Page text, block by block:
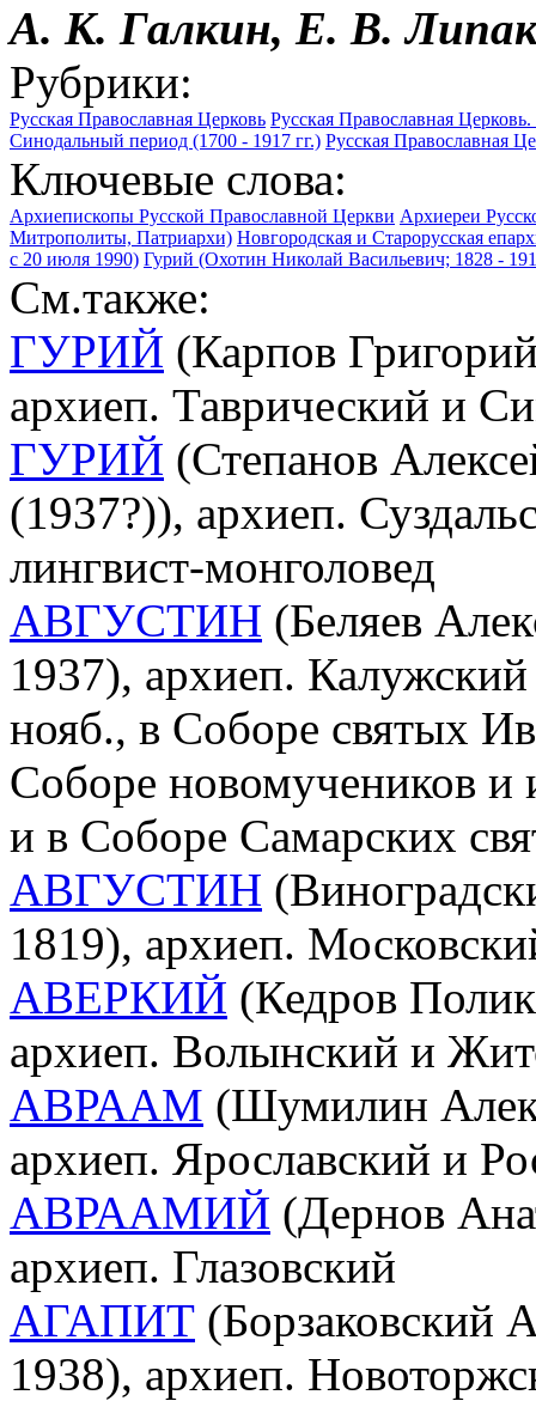
А. К. Галкин, Е. В.
Рубрики:
Русская Православная Церковь Русская Православная
Синодальный период (1700 - 1917 гг.) Русская Православная
Ключевые слова:
Архиепископы Русской Православной Церкви Архиереи
Митрополиты, Патриархи) Новгородская и Старорусская
с 20 июля 1990) Гурий (Охотин Николай Васильевич; 1828 -
См.также:
ГУРИЙ (Карпов
архиеп. Таврический и
ГУРИЙ (Степанов
(1937?)), архиеп.
лингвист-монголовед
АВГУСТИН (Беляев
1937), архиеп.
нояб., в Соборе святых
Соборе новомучеников и
и в Соборе Самарских
АВГУСТИН
1819), архиеп.
АВЕРКИЙ (Кедров
архиеп. Волынский и
АВРААМ (Шумилин
архиеп. Ярославский и
АВРААМИЙ (Дернов
архиеп. Глазовский
АГАПИТ (Борзаковский
1938), архиеп.